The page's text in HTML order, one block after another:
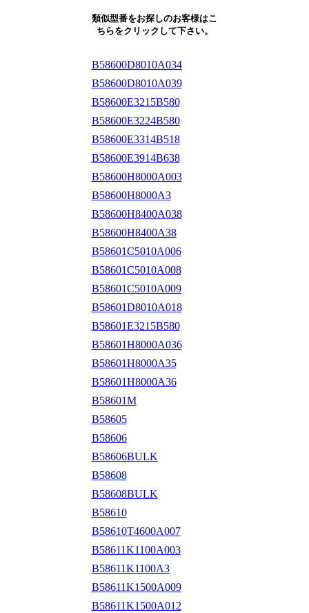
類似型番をお探しのお客様はこ
ちらをクリックして下さい。
B58600D8010A034
B58600D8010A039
B58600E3215B580
B58600E3224B580
B58600E3314B518
B58600E3914B638
B58600H8000A003
B58600H8000A3
B58600H8400A038
B58600H8400A38
B58601C5010A006
B58601C5010A008
B58601C5010A009
B58601D8010A018
B58601E3215B580
B58601H8000A036
B58601H8000A35
B58601H8000A36
B58601M
B58605
B58606
B58606BULK
B58608
B58608BULK
B58610
B58610T4600A007
B58611K1100A003
B58611K1100A3
B58611K1500A009
B58611K1500A012